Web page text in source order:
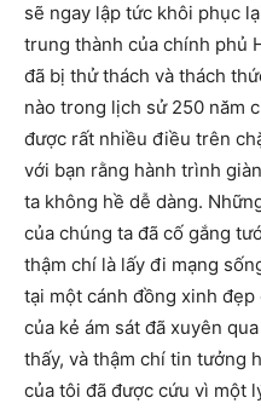
sẽ ngay lập tức khôi phục
trung thành của chính phủ
đã bị thử thách và thách
nào trong lịch sử 250 năm
được rất nhiều điều trên
với bạn rằng hành trình
ta không hề dễ dàng.
của chúng ta đã cố gắng
thậm chí là lấy đi mạng
tại một cánh đồng xinh
của kẻ ám sát đã xuyên
thấy, và thậm chí tin tưởng
của tôi đã được cứu vì một